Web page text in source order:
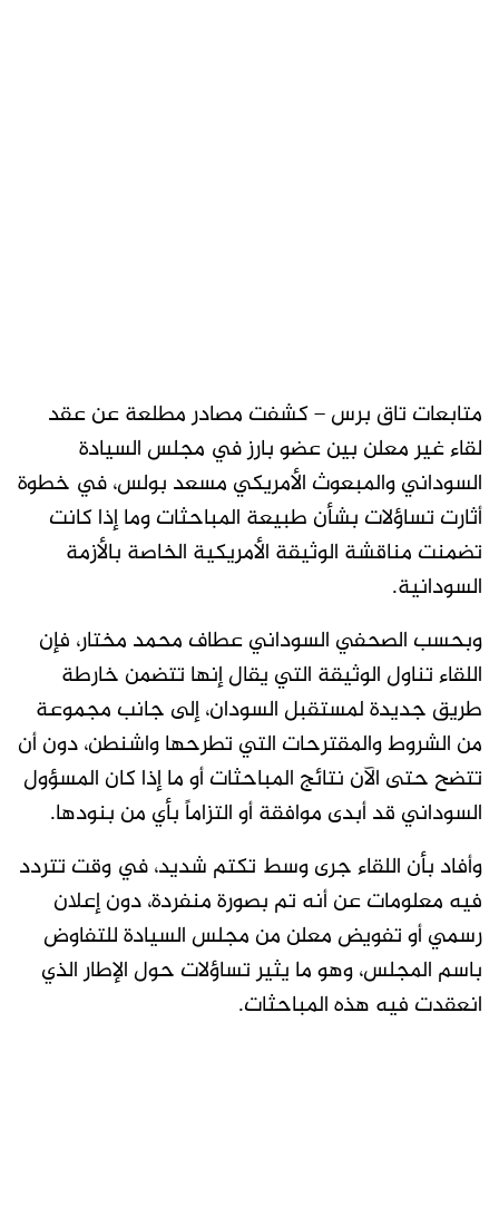
متابعات تاق برس – كشفت مصادر مطلعة عن عقد
لقاء غير معلن بين عضو بارز في مجلس السيادة
السوداني والمبعوث الأمريكي مسعد بولس، في خطوة
أثارت تساؤلات بشأن طبيعة المباحثات وما إذا كانت
تضمنت مناقشة الوثيقة الأمريكية الخاصة بالأزمة
السودانية.
وبحسب الصحفي السوداني عطاف محمد مختار، فإن
اللقاء تناول الوثيقة التي يقال إنها تتضمن خارطة
طريق جديدة لمستقبل السودان، إلى جانب مجموعة
من الشروط والمقترحات التي تطرحها واشنطن، دون أن
تتضح حتى الآن نتائج المباحثات أو ما إذا كان المسؤول
السوداني قد أبدى موافقة أو التزاماً بأي من بنودها.
وأفاد بأن اللقاء جرى وسط تكتم شديد، في وقت تتردد
فيه معلومات عن أنه تم بصورة منفردة، دون إعلان
رسمي أو تفويض معلن من مجلس السيادة للتفاوض
باسم المجلس، وهو ما يثير تساؤلات حول الإطار الذي
انعقدت فيه هذه المباحثات.